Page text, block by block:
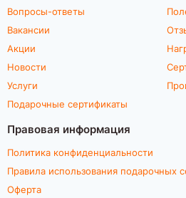
Вопросы-ответы
Вакансии
Акции
Новости
Услуги
Подарочные сертификаты
Правовая информация
Политика конфиденциальности
Правила использования подарочных
Оферта